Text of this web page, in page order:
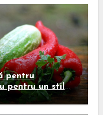
pentru
pentru un stil